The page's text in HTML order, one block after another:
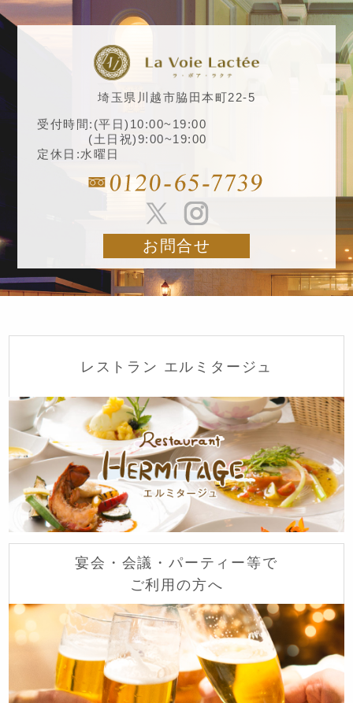
埼玉県川越市脇田本町22-5
受付時間:(平日)10:00~19:00
(土日祝)9:00~19:00
定休日:水曜日
お問合せ
レストラン エルミタージュ
宴会・会議・パーティー等で
ご利用の方へ